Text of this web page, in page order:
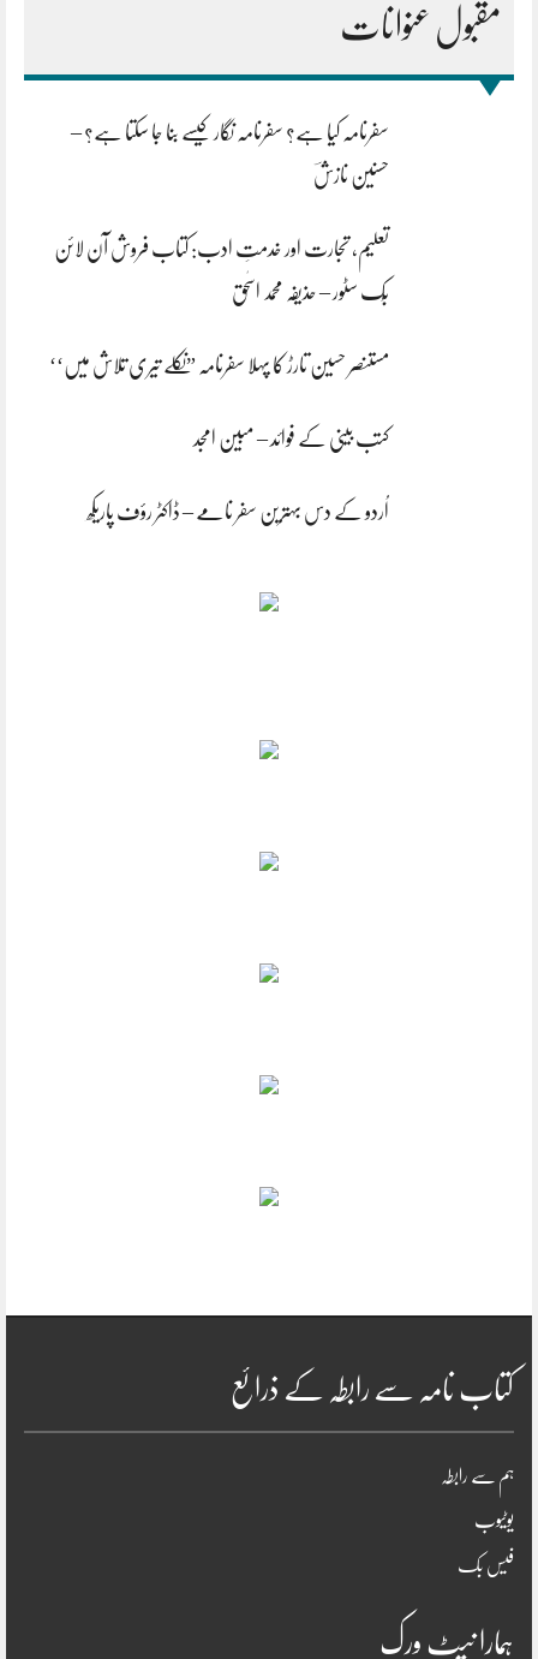
مقبول عنوانات
سفرنامہ کیا ہے؟ سفرنامہ نگار کیسے بنا جا سکتا ہے؟ –
حسنین نازشؔ
تعلیم، تجارت اور خدمتِ ادب: کتاب فروش آن لائن
بُک سٹور – حذیفہ محمد اسحٰق
مستنصر حسین تارڑ کا پہلا سفرنامہ ”نکلے تیری تلاش میں‘‘
کتب بینی کے فوائد – مبین امجد
اُردو کے دس بہترین سفر نامے – ڈاکٹر رؤف پاریکھ
کتاب نامہ سے رابطہ کے ذرائع
ہم سے رابطہ
یوٹیوب
فیس بک
ہمارا نیٹ ورک